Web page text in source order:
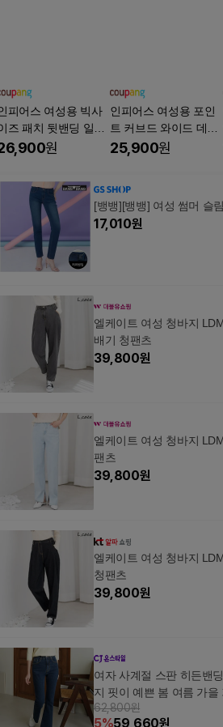
피어스 여성용 빅사
즈 패치 뒷밴딩 일자
데님팬츠 I263-0473
원
인피어스 여성용 포인
트 커브드 와이드 데님
팬츠 I263-0602DBU
25,900원
[뱅뱅][뱅뱅] 여성 썸머 슬
17,010원
엘케이트 여성 청바지
배기 청팬츠
39,800원
엘케이트 여성 청바지
팬츠
39,800원
엘케이트 여성 청바지
청팬츠
39,800원
여자 사계절 스판 히든밴
지 핏이 예쁜 봄 여름 가을
62,800원
5%59,660원